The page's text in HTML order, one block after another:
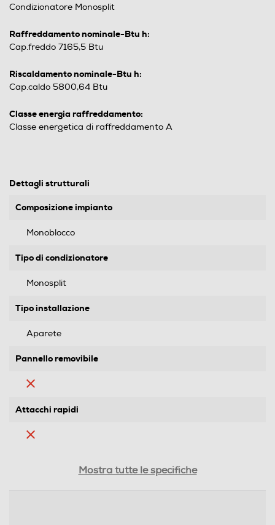
Condizionatore Monosplit
Raffreddamento nominale-Btu h:
Cap.freddo 7165,5 Btu
Riscaldamento nominale-Btu h:
Cap.caldo 5800,64 Btu
Classe energia raffreddamento:
Classe energetica di raffreddamento A
Dettagli strutturali
Composizione impianto
Monoblocco
Tipo di condizionatore
Monosplit
Tipo installazione
Aparete
Pannello removibile
Attacchi rapidi
Mostra tutte le specifiche